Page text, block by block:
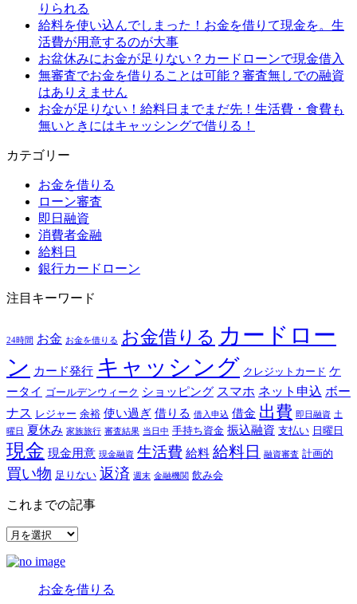
りられる
給料を使い込んでしまった！お金を借りて現金を。生
活費が用意するのが大事
お盆休みにお金が足りない？カードローンで現金借入
無審査でお金を借りることは可能？審査無しでの融資
はありえません
お金が足りない！給料日までまだ先！生活費・食費も
無いときにはキャッシングで借りる！
カテゴリー
お金を借りる
ローン審査
即日融資
消費者金融
給料日
銀行カードローン
注目キーワード
24時間 お金 お金を借りる お金借りる カードロー
ン カード発行 キャッシング クレジットカード ケ
ータイ ゴールデンウィーク ショッピング スマホ ネット申込 ボー
ナス レジャー 余裕 使い過ぎ 借りる 借入申込 借金 出費 即日融資 土
曜日
夏休み 家族旅行 審査結果 当日中 手持ち資金 振込融資 支払い 日曜日
現金 現金用意 現金融資 生活費 給料 給料日 融資審査 計画的
買い物 足りない 返済 週末 金融機関 飲み会
これまでの記事
こ
ま
お金を借りる